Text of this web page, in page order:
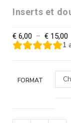
Inserts et
€ 6,00 – € 15,00
1
FORMAT